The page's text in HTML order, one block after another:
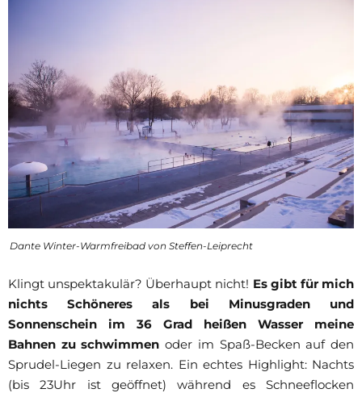
Dante Winter-Warmfreibad von Steffen-Leiprecht
Klingt unspektakulär? Überhaupt nicht! Es gibt für mich
nichts Schöneres als bei Minusgraden und
Sonnenschein im 36 Grad heißen Wasser meine
Bahnen zu schwimmen oder im Spaß-Becken auf den
Sprudel-Liegen zu relaxen. Ein echtes Highlight: Nachts
(bis 23Uhr ist geöffnet) während es Schneeflocken